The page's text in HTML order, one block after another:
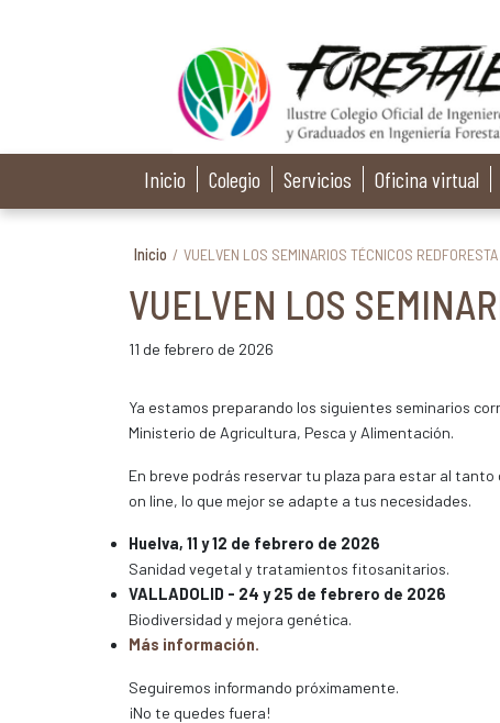
Inicio Colegio Servicios Oficina virtual
Inicio / VUELVEN LOS SEMINARIOS TÉCNICOS REDFORESTA
VUELVEN LOS
11 de febrero de 2026
Ya estamos preparando los siguientes seminarios
Ministerio de Agricultura, Pesca y Alimentación.
En breve podrás reservar tu plaza para estar al
on line, lo que mejor se adapte a tus necesidades.
Huelva, 11 y 12 de febrero de 2026
Sanidad vegetal y tratamientos fitosanitarios.
VALLADOLID - 24 y 25 de febrero de 2026
Biodiversidad y mejora genética.
Más información.
Seguiremos informando próximamente.
¡No te quedes fuera!